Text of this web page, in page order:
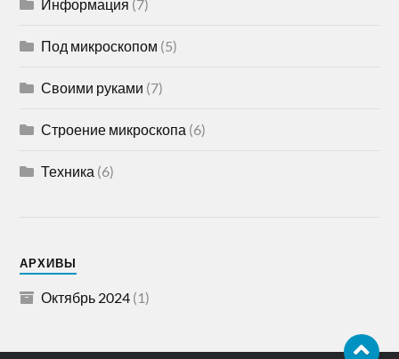
Информация (7)
Под микроскопом (5)
Своими руками (7)
Строение микроскопа (6)
Техника (6)
АРХИВЫ
Октябрь 2024 (1)